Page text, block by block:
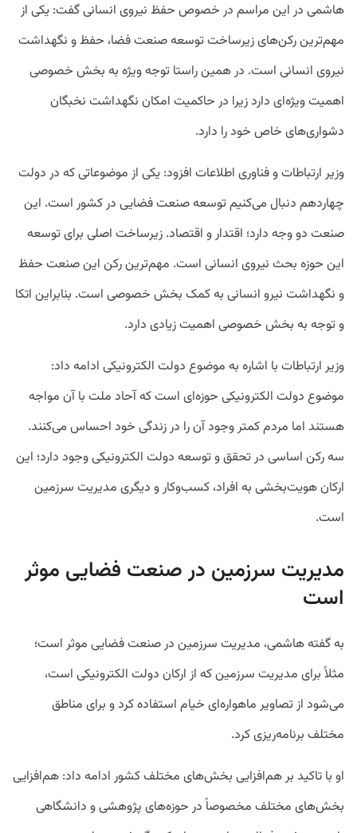
هاشمی در این مراسم در خصوص حفظ نیروی انسانی گفت: یکی از
مهم‌ترین رکن‌های زیرساخت توسعه صنعت فضا، حفظ و نگهداشت
نیروی انسانی است. در همین راستا توجه ویژه به بخش خصوصی
اهمیت ویژه‌ای دارد زیرا در حاکمیت امکان نگهداشت نخبگان
دشواری‌های خاص خود را دارد.
وزیر ارتباطات و فناوری اطلاعات افزود: یکی از موضوعاتی که در دولت
چهاردهم دنبال می‌کنیم توسعه صنعت فضایی در کشور است. این
صنعت دو وجه دارد؛ اقتدار و اقتصاد. زیرساخت اصلی برای توسعه
این حوزه بحث نیروی انسانی است. مهم‌ترین رکن این صنعت حفظ
و نگهداشت نیرو انسانی به کمک بخش خصوصی است. بنابراین اتکا
و توجه به بخش خصوصی اهمیت زیادی دارد.
وزیر ارتباطات با اشاره به موضوع دولت الکترونیکی ادامه داد:
موضوع دولت الکترونیکی حوزه‌ای است که آحاد ملت با آن مواجه
هستند اما مردم کمتر وجود آن را در زندگی خود احساس می‌کنند.
سه رکن اساسی در تحقق و توسعه دولت الکترونیکی وجود دارد؛ این
ارکان هویت‌بخشی به افراد، کسب‌و‌کار و دیگری مدیریت سرزمین
است.
مدیریت سرزمین در صنعت فضایی موثر
است
به گفته هاشمی،‌ مدیریت سرزمین در صنعت فضایی موثر است؛
مثلاً برای مدیریت سرزمین که از ارکان دولت الکترونیکی است،‌
می‌شود از تصاویر ماهواره‌ای خیام استفاده کرد و برای مناطق
مختلف برنامه‌ریزی کرد.
او با تاکید بر هم‌افزایی بخش‌‌های مختلف کشور ادامه داد: هم‌افزایی
بخش‌های مختلف مخصوصاً در حوزه‌‌های پژوهشی و دانشگاهی